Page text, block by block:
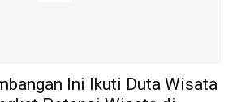
Ini Ikuti Duta Wisata